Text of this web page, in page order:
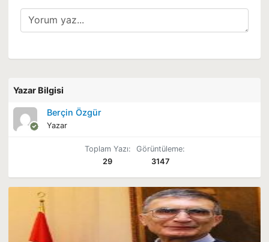
Yazar Bilgisi
Berçin Özgür
Yazar
Toplam Yazı:
29
Görüntüleme:
3147